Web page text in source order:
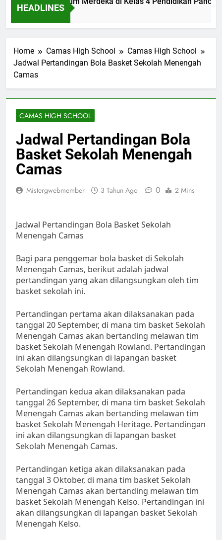
HEADLINES
Home Camas High School
Camas High School
Jadwal Pertandingan Bola Basket Sekolah Menengah
Camas
CAMAS HIGH SCHOOL
Jadwal Pertandingan Bola
Basket Sekolah Menengah
Camas
Mistergwebmember 3 Tahun Ago 0 2 Mins
Jadwal Pertandingan Bola Basket Sekolah
Menengah Camas
Bagi para penggemar bola basket di Sekolah
Menengah Camas, berikut adalah jadwal
pertandingan yang akan dilangsungkan oleh tim
basket sekolah ini.
Pertandingan pertama akan dilaksanakan pada
tanggal 20 September, di mana tim basket Sekolah
Menengah Camas akan bertanding melawan tim
basket Sekolah Menengah Rowland. Pertandingan
ini akan dilangsungkan di lapangan basket
Sekolah Menengah Rowland.
Pertandingan kedua akan dilaksanakan pada
tanggal 26 September, di mana tim basket Sekolah
Menengah Camas akan bertanding melawan tim
basket Sekolah Menengah Heritage. Pertandingan
ini akan dilangsungkan di lapangan basket
Sekolah Menengah Camas.
Pertandingan ketiga akan dilaksanakan pada
tanggal 3 Oktober, di mana tim basket Sekolah
Menengah Camas akan bertanding melawan tim
basket Sekolah Menengah Kelso. Pertandingan ini
akan dilangsungkan di lapangan basket Sekolah
Menengah Kelso.